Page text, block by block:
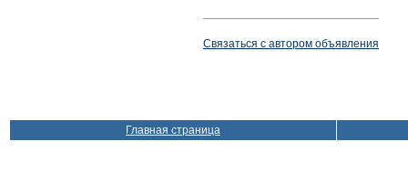
Связаться с автором объявления
Главная страница